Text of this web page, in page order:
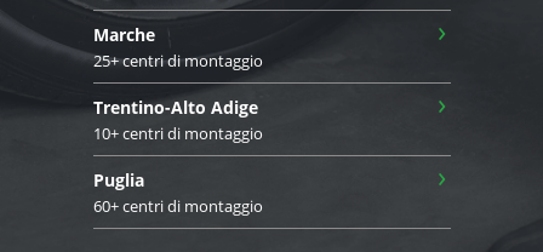
Marche
25+ centri di montaggio
›
Trentino-Alto Adige
10+ centri di montaggio
›
Puglia
60+ centri di montaggio
›